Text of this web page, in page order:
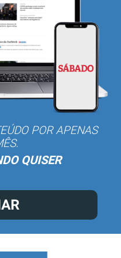
POR APENAS
QUISER